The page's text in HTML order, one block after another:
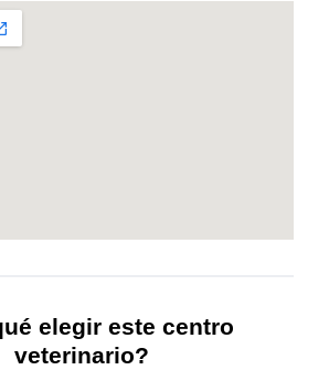
elegir este centro
veterinario?